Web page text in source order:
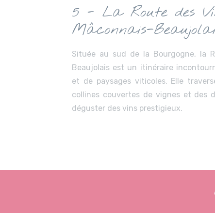
5 - La Route des
Mâconnais-
Située au sud de la Bourgogne, la
Beaujolais est un itinéraire
et de paysages viticoles. Elle
collines couvertes de vignes et des
déguster des vins prestigieux.